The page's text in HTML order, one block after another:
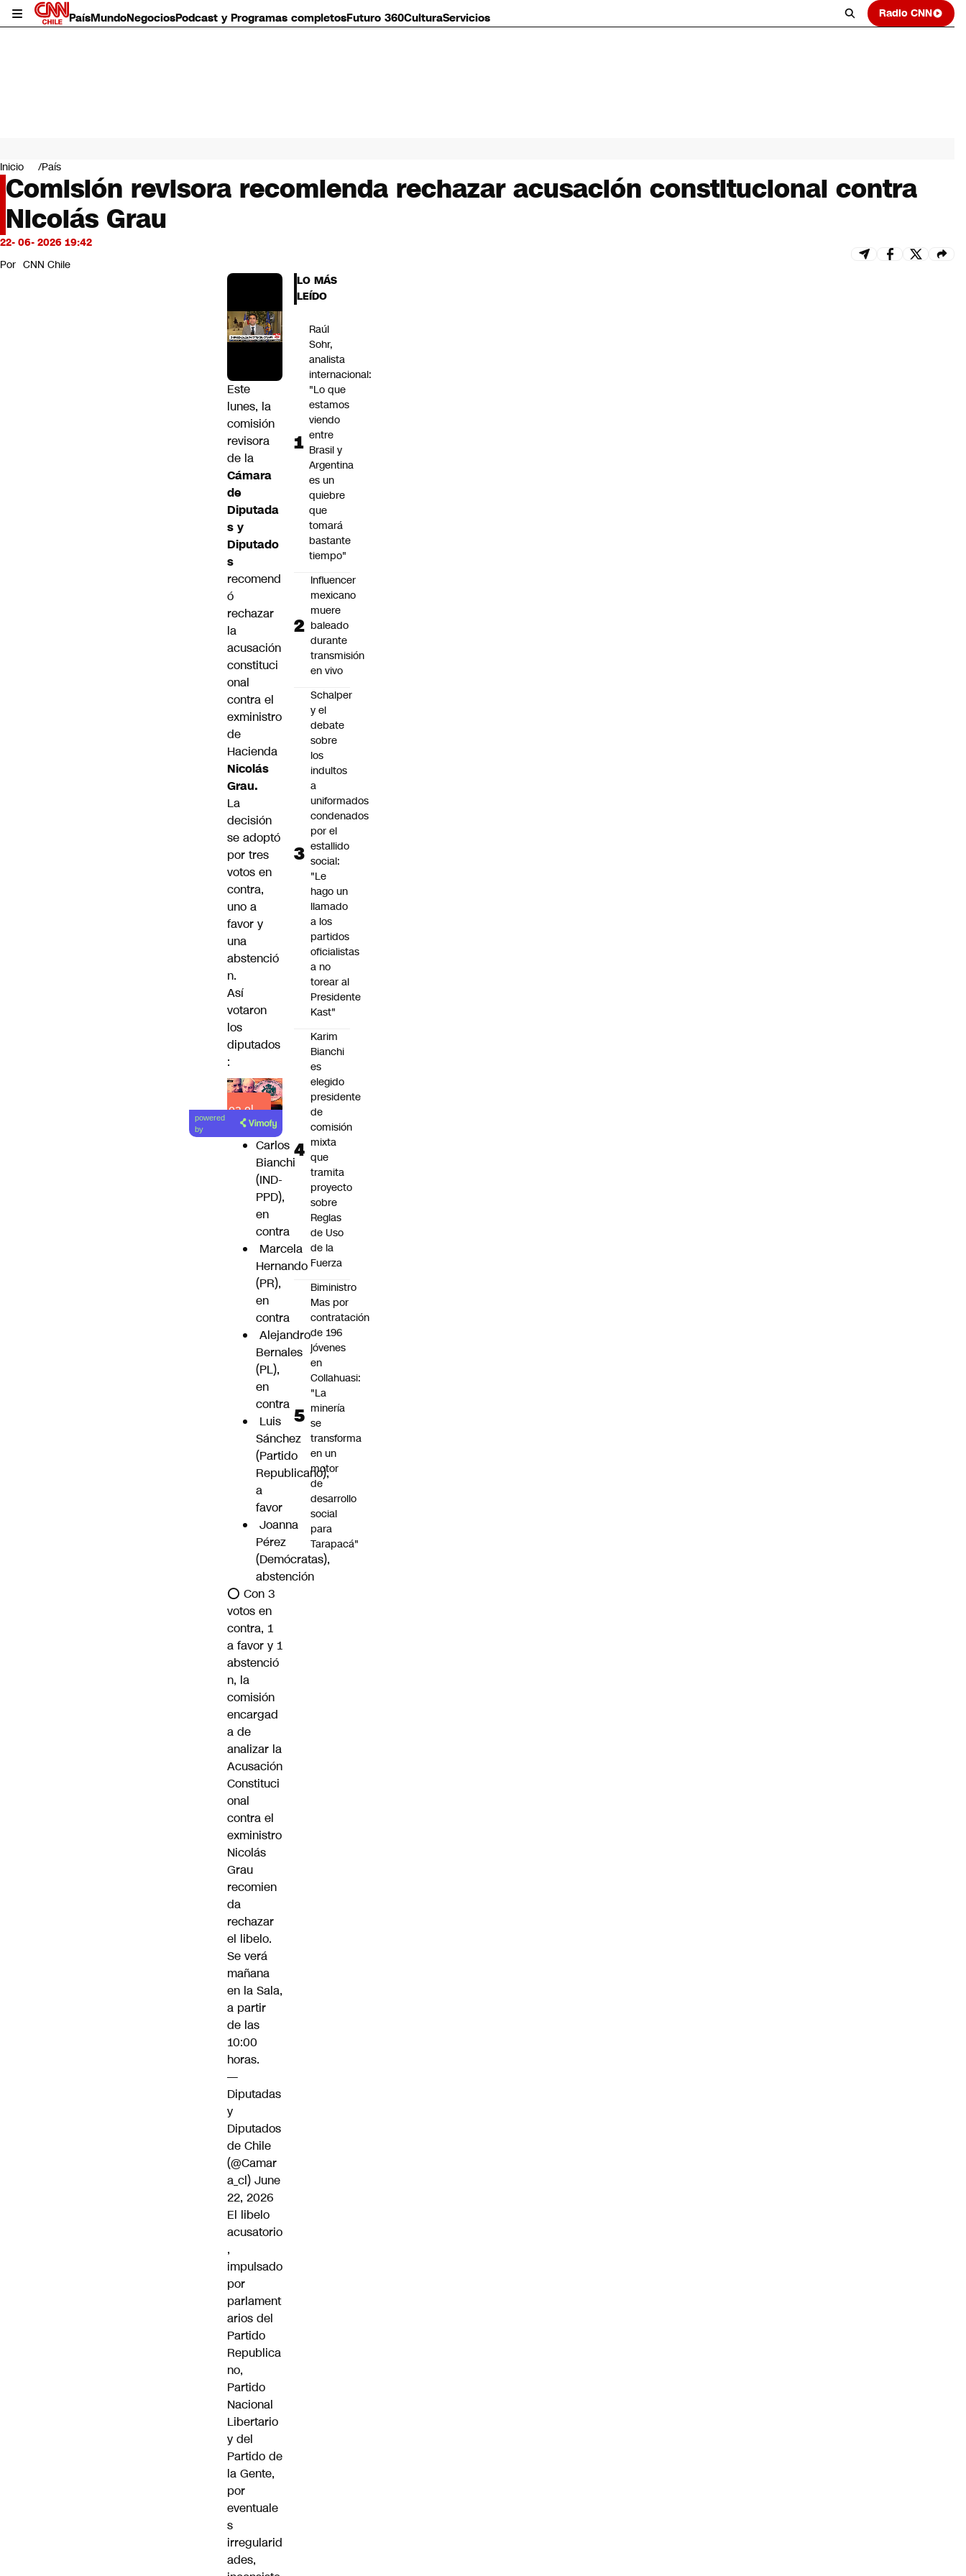
PaísMundoNegociosPodcast y Programas completosFuturo 360CulturaServicios Radio CNN
Mundo
Negocios
Deportes
Programas completos
Cultura
Servicios
Bits
CNN Data
Inicio País
Comisión revisora recomienda rechazar acusación constitucional contra
Nicolás Grau
22- 06- 2026 19:42
Por CNN Chile
Este
lunes, la
comisión
revisora
de la
Cámara
de
Diputada
s y
Diputado
s
recomend
ó
rechazar
la
acusación
constituci
onal
contra el
exministro
de
Hacienda
Nicolás
Grau.
La
decisión
se adoptó
por tres
votos en
contra,
uno a
favor y
una
abstenció
n.
Así
votaron
los
diputados
:
Lea el
artículo
powered
by
Carlos
Bianchi
(IND-
PPD),
en
contra
Marcela
Hernando
(PR),
en
contra
Alejandro
Bernales
(PL),
en
contra
Luis
Sánchez
(Partido
Republicano),
a
favor
Joanna
Pérez
(Demócratas),
abstención
⭕️ Con 3
votos en
contra, 1
a favor y 1
abstenció
n, la
comisión
encargad
a de
analizar la
Acusación
Constituci
onal
contra el
exministro
Nicolás
Grau
recomien
da
rechazar
el libelo.
Se verá
mañana
en la Sala,
a partir
de las
10:00
horas.
—
Diputadas
y
Diputados
de Chile
(@Camar
a_cl) June
22, 2026
El libelo
acusatorio
,
impulsado
por
parlament
arios del
Partido
Republica
no,
Partido
Nacional
Libertario
y del
Partido de
la Gente,
por
eventuale
s
irregularid
ades,
LO MÁS
LEÍDO
Raúl
Sohr,
analista
internacional:
"Lo que
estamos
viendo
entre
Brasil y
Argentina
es un
quiebre
que
tomará
bastante
tiempo"
Influencer
mexicano
muere
baleado
durante
transmisión
en vivo
Schalper
y el
debate
sobre
los
indultos
a
uniformados
condenados
por el
estallido
social:
"Le
hago un
llamado
a los
partidos
oficialistas
a no
torear al
Presidente
Kast"
Karim
Bianchi
es
elegido
presidente
de
comisión
mixta
que
tramita
proyecto
sobre
Reglas
de Uso
de la
Fuerza
Biministro
Mas por
contratación
de 196
jóvenes
en
Collahuasi:
"La
minería
se
transforma
en un
motor
de
desarrollo
social
para
Tarapacá"